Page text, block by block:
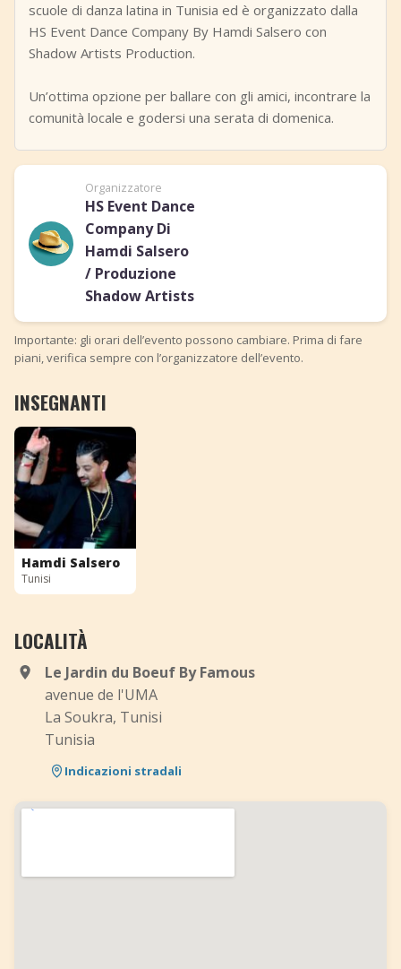
scuole di danza latina in Tunisia ed è organizzato dalla
HS Event Dance Company By Hamdi Salsero con
Shadow Artists Production.
Un’ottima opzione per ballare con gli amici, incontrare la
comunità locale e godersi una serata di domenica.
Organizzatore
HS Event Dance
Company Di
Hamdi Salsero
/ Produzione
Shadow Artists
Importante: gli orari dell’evento possono cambiare. Prima di fare
piani, verifica sempre con l’organizzatore dell’evento.
INSEGNANTI
Hamdi Salsero
Tunisi
LOCALITÀ
Le Jardin du Boeuf By Famous
avenue de l'UMA
La Soukra, Tunisi
Tunisia
Indicazioni stradali